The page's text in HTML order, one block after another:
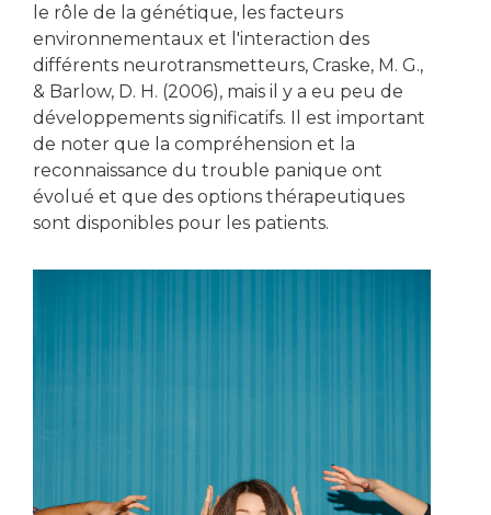
le rôle de la génétique, les facteurs
environnementaux et l'interaction des
différents neurotransmetteurs, Craske, M. G.,
& Barlow, D. H. (2006), mais il y a eu peu de
développements significatifs. Il est important
de noter que la compréhension et la
reconnaissance du trouble panique ont
évolué et que des options thérapeutiques
sont disponibles pour les patients.